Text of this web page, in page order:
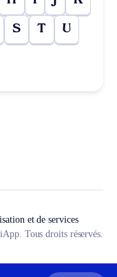
S T U
et de services
Tous droits réservés.